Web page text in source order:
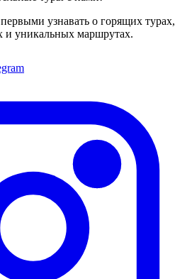
узнавать о горящих турах,
и уникальных маршрутах.